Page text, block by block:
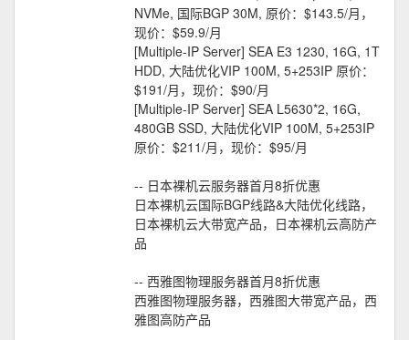
NVMe, 国际BGP 30M, 原价：$143.5/月，
现价：$59.9/月
[Multiple-IP Server] SEA E3 1230, 16G, 1T
HDD, 大陆优化VIP 100M, 5+253IP 原价：
$191/月，现价：$90/月
[Multiple-IP Server] SEA L5630*2, 16G,
480GB SSD, 大陆优化VIP 100M, 5+253IP
原价：$211/月，现价：$95/月
-- 日本裸机云服务器首月8折优惠
日本裸机云国际BGP线路&大陆优化线路，
日本裸机云大带宽产品，日本裸机云高防产
品
-- 西雅图物理服务器首月8折优惠
西雅图物理服务器，西雅图大带宽产品，西
雅图高防产品